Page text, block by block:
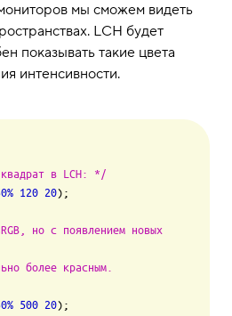
мы сможем видеть
LCH будет
показывать такие цвета
интенсивности.
в LCH: */
120 20);
более красным.
500 20);